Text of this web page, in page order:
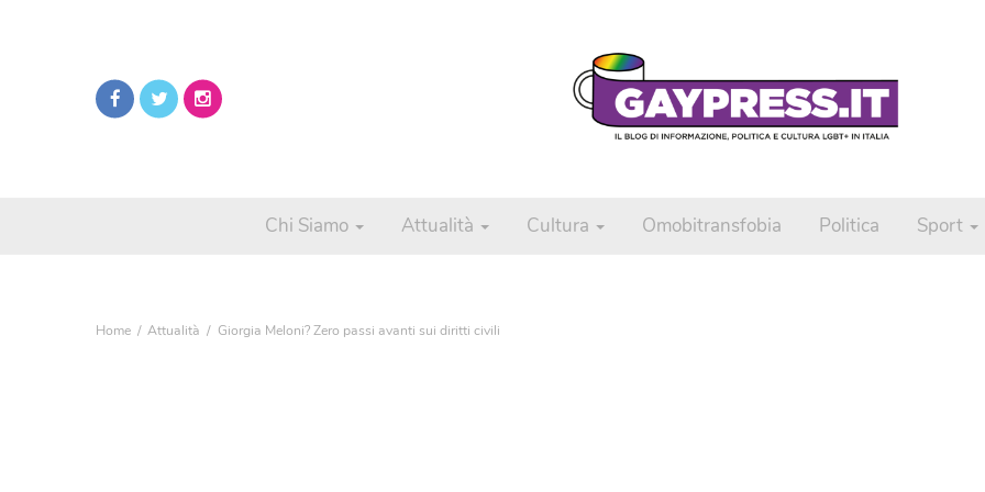
Chi Siamo Attualità Cultura Omobitransfobia Politica Sport
Home Attualità Giorgia Meloni? Zero passi avanti sui diritti civili